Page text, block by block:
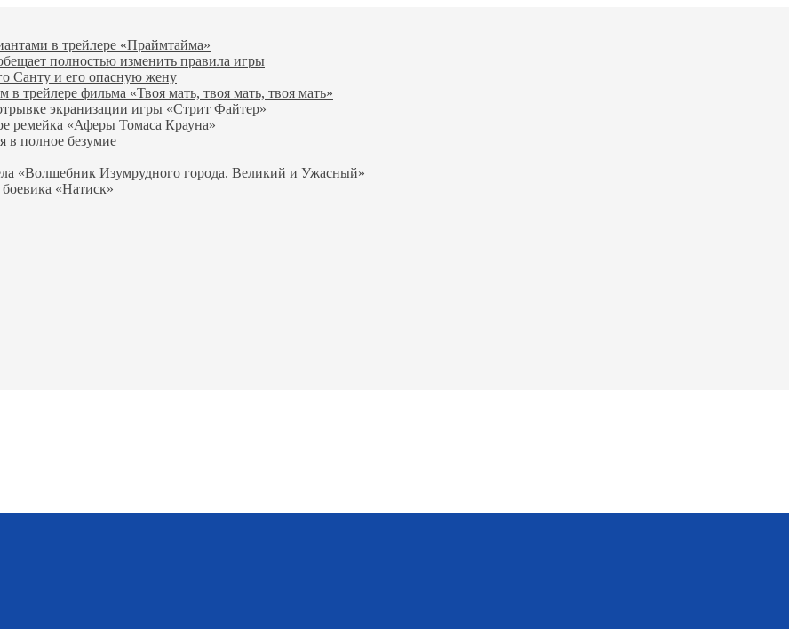
в трейлере «Праймтайма»
полностью изменить правила игры
Санту и его опасную жену
трейлере фильма «Твоя мать, твоя мать, твоя мать»
экранизации игры «Стрит Файтер»
ремейка «Аферы Томаса Крауна»
в полное безумие
«Волшебник Изумрудного города. Великий и Ужасный»
«Натиск»